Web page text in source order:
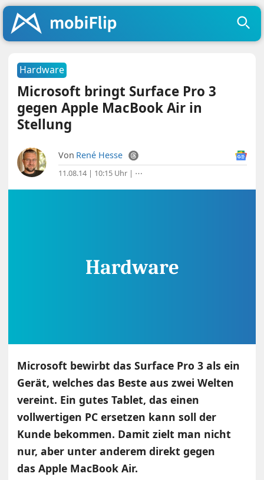
Hardware
Microsoft bringt Surface Pro 3
gegen Apple MacBook Air in
Stellung
Von René Hesse
11.08.14 | 10:15 Uhr | ⋯
Microsoft bewirbt das Surface Pro 3 als ein
Gerät, welches das Beste aus zwei Welten
vereint. Ein gutes Tablet, das einen
vollwertigen PC ersetzen kann soll der
Kunde bekommen. Damit zielt man nicht
nur, aber unter anderem direkt gegen
das Apple MacBook Air.